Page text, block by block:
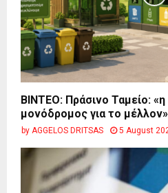
BINTEO: Πράσινο Ταμείο:
μονόδρομος για το μέλλον»
by AGGELOS DRITSAS 5 August